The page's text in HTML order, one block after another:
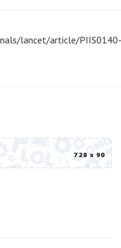
lancet/article/PIIS0140-